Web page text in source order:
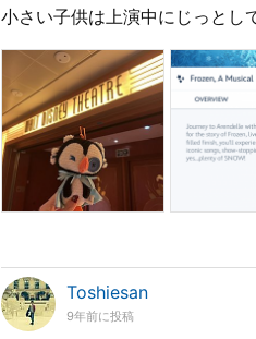
小さい子供は上演中にじっと
Toshiesan
9年前に投稿